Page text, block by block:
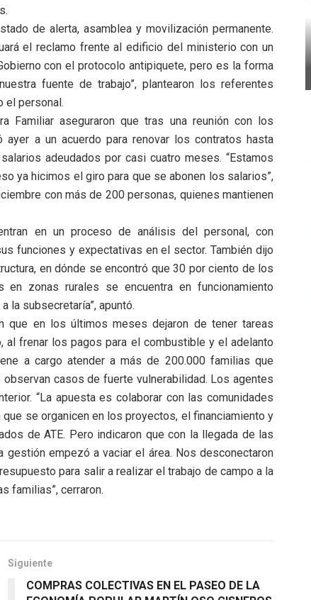
de alerta, asamblea y movilización permanente.
el reclamo frente al edificio del ministerio con un
con el protocolo antipiquete, pero es la forma
fuente de trabajo”, plantearon los referentes
el personal.
Familiar aseguraron que tras una reunión con los
a un acuerdo para renovar los contratos hasta
adeudados por casi cuatro meses. “Estamos
ya hicimos el giro para que se abonen los salarios”,
con más de 200 personas, quienes mantienen
en un proceso de análisis del personal, con
funciones y expectativas en el sector. También dijo
en dónde se encontró que 30 por ciento de los
zonas rurales se encuentra en funcionamiento
la subsecretaría”, apuntó.
que en los últimos meses dejaron de tener tareas
al frenar los pagos para el combustible y el adelanto
a cargo atender a más de 200.000 familias que
casos de fuerte vulnerabilidad. Los agentes
“La apuesta es colaborar con las comunidades
se organicen en los proyectos, el financiamiento y
de ATE. Pero indicaron que con la llegada de las
gestión empezó a vaciar el área. Nos desconectaron
para salir a realizar el trabajo de campo a la
familias”, cerraron.
Siguiente
COMPRAS COLECTIVAS EN EL PASEO DE LA